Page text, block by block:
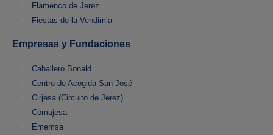
Flamenco de Jerez
Fiestas de la Vendimia
Empresas y Fundaciones
Caballero Bonald
Centro de Acogida San José
Cirjesa (Circuito de Jerez)
Comujesa
Ememsa